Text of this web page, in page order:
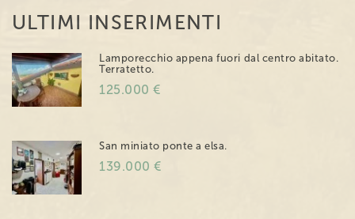
ULTIMI INSERIMENTI
Lamporecchio appena fuori dal centro abitato.
Terratetto.
125.000 €
San miniato ponte a elsa.
139.000 €